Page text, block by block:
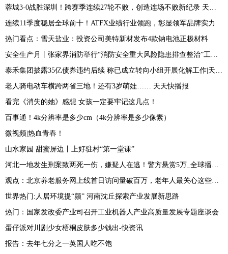
蓉城3-0战胜深圳！跨赛季连续27轮不败，创造连场不败新纪录 天天热点评
连续11季度稳居全球前十！ATFX业绩行业领跑，彰显领军品牌实力
热门看点：雪天盐业：投资公司美特新材发布4款钠电池正极材料
安全生产月丨张家界消防举行“消防安全重大风险隐患排查整治”工作新闻发布会
泰禾集团披露35亿债券违约后续 称已成立转向小组开展化解工作|天天即时
老人骑电动车横跨两省三地！还有3岁萌娃…… 天天快播报
看完《消失的她》感想 女孩一定要牢记这几点！
百事通！4k分辨率是多少cm（4k分辨率是多少像素）
微视频|热血青春！
山水家园 甜蜜屏边丨上好驻村“第一堂课”
河北一地发生刑案致两死一伤，嫌疑人在逃！警方悬赏5万_全球播资讯
观点：北京养老服务网上线首日访问量破百万，老年人最关心这些问题
世界热门:人居环境提“颜” 河南沈丘探索产业发展新思路
热门：国家发改委产业司召开工业机器人产业高质量发展专题座谈会
蛋仔派对川剧少女梧桐皮肤多少钱出-快资讯
报告：去年七分之一英国人吃不饱